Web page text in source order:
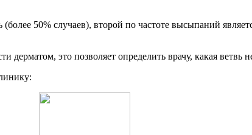
50% случаев), второй по частоте высыпаний
это позволяет определить врачу, какая ветвь